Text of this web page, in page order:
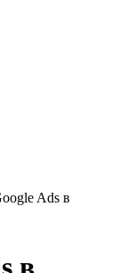
Ads в